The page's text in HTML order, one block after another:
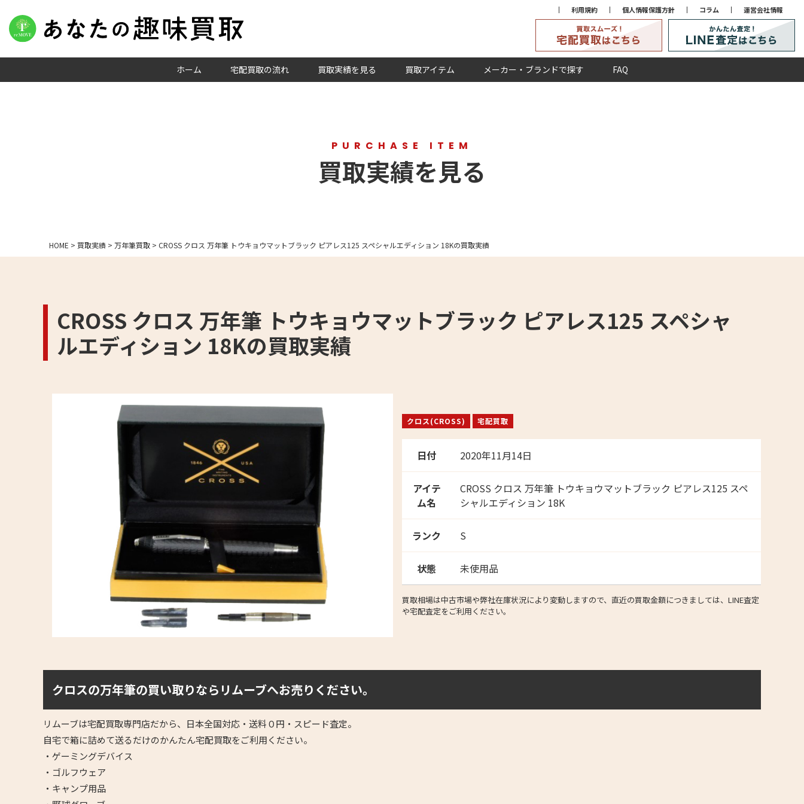
利用規約 個人情報保護方針 コラム 運営会社情報
ホーム 宅配買取の流れ 買取実績を見る 買取アイテム メーカー・ブランドで探す FAQ
PURCHASE ITEM
買取実績を見る
HOME > 買取実績 > 万年筆買取 > CROSS クロス 万年筆 トウキョウマットブラック ピアレス125 スペシャルエディション 18Kの買取実績
CROSS クロス 万年筆 トウキョウマットブラック ピアレス125 スペシャ
ルエディション 18Kの買取実績
クロス(CROSS) 宅配買取
日付 2020年11月14日
アイテ
ム名
CROSS クロス 万年筆 トウキョウマットブラック ピアレス125 スペ
シャルエディション 18K
ランク S
状態 未使用品
買取相場は中古市場や弊社在庫状況により変動しますので、直近の買取金額につきましては、LINE査定
や宅配査定をご利用ください。
クロスの万年筆の買い取りならリムーブへお売りください。
リムーブは宅配買取専門店だから、日本全国対応・送料０円・スピード査定。
自宅で箱に詰めて送るだけのかんたん宅配買取をご利用ください。
・ゲーミングデバイス
・ゴルフウェア
・キャンプ用品